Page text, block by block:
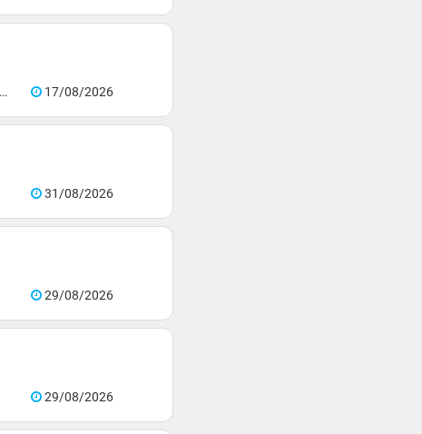
17/08/2026
31/08/2026
29/08/2026
29/08/2026